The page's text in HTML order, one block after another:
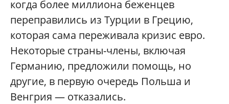
когда более миллиона беженцев
переправились из Турции в Грецию,
которая сама переживала кризис евро.
Некоторые страны-члены, включая
Германию, предложили помощь, но
другие, в первую очередь Польша и
Венгрия — отказались.